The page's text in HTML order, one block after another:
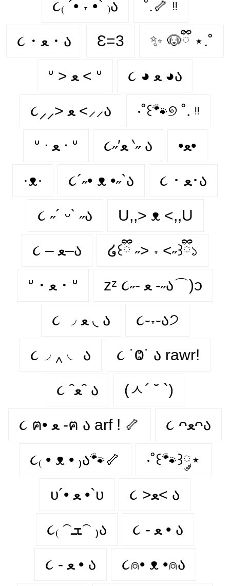
૮₍ ´• ˕ •` ₎ა ˚.🦴 ᵎᵎ
૮・ﻌ・ა Ɛ=3 ✨ 🐶ྀི ⋆.˚
ᐡ > ﻌ < ᐡ ૮ ◕ ﻌ ◕ა
૮⸝⸝> ﻌ <⸝⸝ა ‧˚꒰🐾୭ ˚. ᵎᵎ
ᐡ ᐧ ﻌ ᐧ ᐡ ૮˶′ﻌ ‵˶ ა •ﻌ•
·ᴥ· ૮´˶• ᴥ •˶`ა ૮ ･ ﻌ･ა
૮ ˶´ ᵕˋ ˶ა U,,> ᴥ <,,U
૮ – ﻌ–ა ໒꒰ྀི ˶> ˕ <˶꒱ྀི১
ᐡ・ﻌ・ᐡ zᶻ ૮˶- ﻌ -˶ა⌒)ᦱ
૮ ◞ ﻌ ◟ ა ૮֊˕֊ა੭
૮◞ ‸ ◟ ა ૮ ˙Ⱉ˙ ა rawr!
૮ ˆﻌˆ ა (ㅅ´ ˘ `)
૮ ฅ• ﻌ -ฅ ა arf ! 🦴 ૮ ᴖﻌᴖა
૮₍ • ᴥ • ₎ა🐾🦴 ‧˚꒰🐾꒱༘⋆
υ´• ﻌ •`υ ૮ >ﻌ< ა
૮₍ 𝁽ܫ𝁽 ₎ა ૮ - ﻌ • ა⁩
૮ - ﻌ • ა ૮⍝• ᴥ •⍝ა